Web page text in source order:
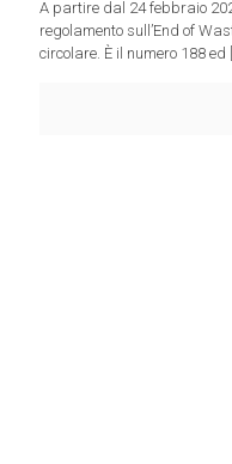
A partire dal 24 febbraio
regolamento sull’End of
circolare. È il numero 188 ed